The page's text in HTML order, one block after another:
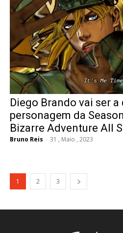
Diego Brando vai ser a
personagem da
Bizarre Adventure All
Bruno Reis - 31 , Maio , 2023
1 2 3